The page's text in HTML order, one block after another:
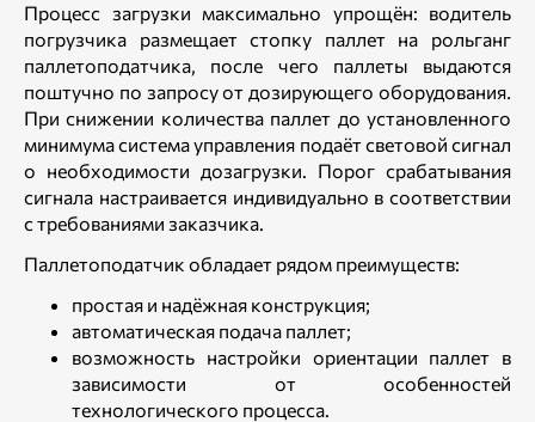
Процесс загрузки максимально упрощён: водитель
погрузчика размещает стопку паллет на рольганг
паллетоподатчика, после чего паллеты выдаются
поштучно по запросу от дозирующего оборудования.
При снижении количества паллет до установленного
минимума система управления подаёт световой сигнал
о необходимости дозагрузки. Порог срабатывания
сигнала настраивается индивидуально в соответствии
с требованиями заказчика.
Паллетоподатчик обладает рядом преимуществ:
простая и надёжная конструкция;
автоматическая подача паллет;
возможность настройки ориентации паллет в
зависимости от особенностей
технологического процесса.